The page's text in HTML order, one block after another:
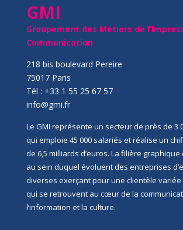
GMI
Groupement des Métiers de
Communication
218 bis boulevard Pereire
75017 Paris
Tél : +33 1 55 25 67 57
info@gmi.fr
Le GMI représente un secteur de près de 3
qui emploie 45 000 salariés et réalise un
de 6,5 milliards d’euros. La filière
au sein duquel évoluent des entreprises
diverses exerçant pour une clientèle variée
qui se retrouvent au cœur de la
l’information et la culture.